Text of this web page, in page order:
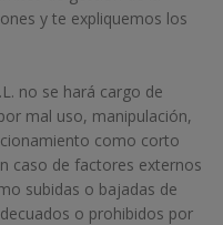
y te expliquemos los
no se hará cargo de
mal uso, manipulación,
como corto
caso de factores externos
subidas o bajadas de
o prohibidos por